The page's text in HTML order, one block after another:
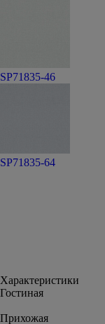
SP71835-46
SP71835-64
Характеристики
Гостиная
Прихожая